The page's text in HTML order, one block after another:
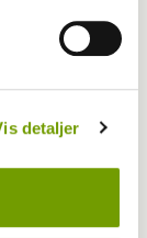
detaljer